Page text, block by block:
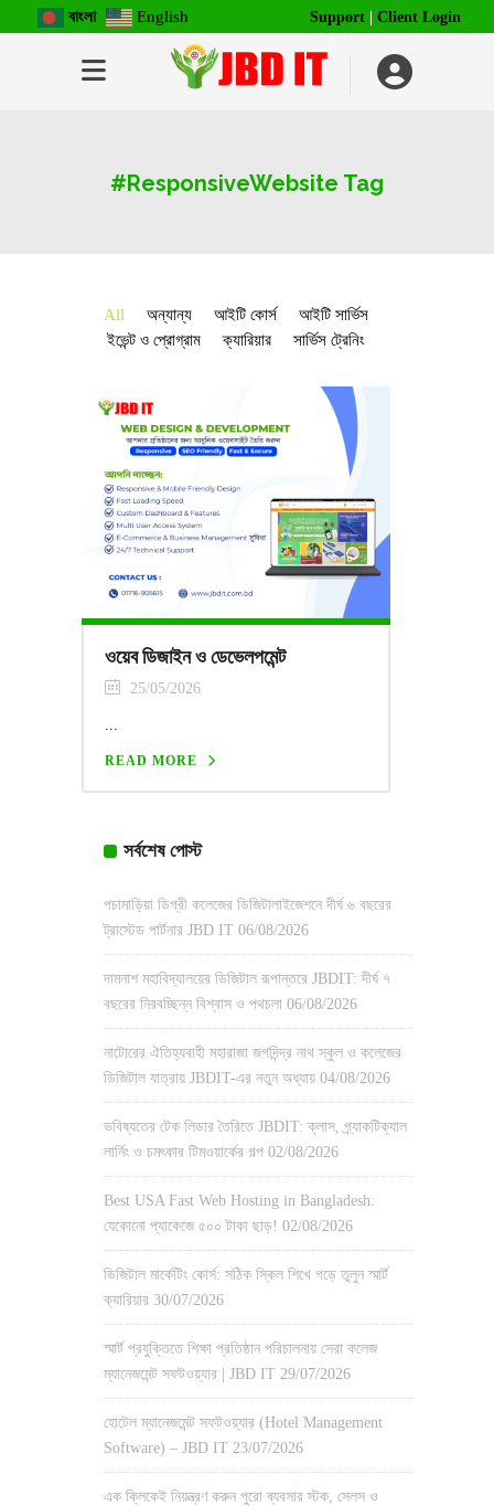
বাংলা English Support Client Login
#ResponsiveWebsite Tag
All অন্যান্য আইটি কোর্স
আইটি সার্ভিস
ইভেন্ট ও প্রোগ্রাম
ক্যারিয়ার সার্ভিস ট্রেনিং
ওয়েব ডিজাইন ও ডেভেলপমেন্ট
25/05/2026
...
READ MORE
সর্বশেষ পোস্ট
পচামাড়িয়া ডিগ্রী কলেজের ডিজিটালাইজেশনে দীর্ঘ ৬ বছরের
ট্রাস্টেড পার্টনার JBD IT 06/08/2026
দামনাশ মহাবিদ্যালয়ের ডিজিটাল রূপান্তরে JBDIT: দীর্ঘ ৭
বছরের নিরবচ্ছিন্ন বিশ্বাস ও পথচলা 06/08/2026
নাটোরের ঐতিহ্যবাহী মহারাজা জগদিন্দ্র নাথ স্কুল ও কলেজের
ডিজিটাল যাত্রায় JBDIT-এর নতুন অধ্যায় 04/08/2026
ভবিষ্যতের টেক লিডার তৈরিতে JBDIT: ক্লাস, প্র্যাকটিক্যাল
লার্নিং ও চমৎকার টিমওয়ার্কের গল্প 02/08/2026
Best USA Fast Web Hosting in Bangladesh:
যেকোনো প্যাকেজে ৫০০ টাকা ছাড়! 02/08/2026
ডিজিটাল মার্কেটিং কোর্স: সঠিক স্কিল শিখে গড়ে তুলুন স্মার্ট
ক্যারিয়ার 30/07/2026
স্মার্ট প্রযুক্তিতে শিক্ষা প্রতিষ্ঠান পরিচালনায় সেরা কলেজ
ম্যানেজমেন্ট সফটওয়্যার | JBD IT 29/07/2026
হোটেল ম্যানেজমেন্ট সফটওয়্যার (Hotel Management
Software) – JBD IT 23/07/2026
এক ক্লিকেই নিয়ন্ত্রণ করুন পুরো ব্যবসার স্টক, সেলস ও